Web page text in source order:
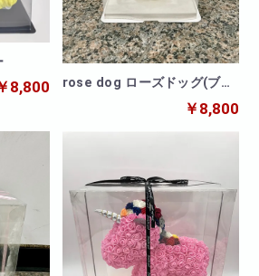
8,800
rose dog ローズドッグ(ブル
￥8,800